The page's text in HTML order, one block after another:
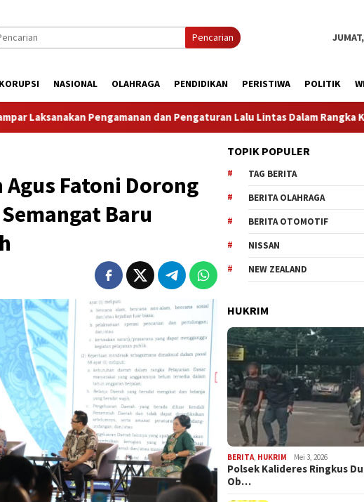
Pencarian
KORUPSI NASIONAL OLAHRAGA PENDIDIKAN PERISTIWA POLITIK
dan Pengaturan Lalu Lintas Dalam Rangka Kunjungan Menteri
Fatoni Dorong
Baru
TOPIK POPULER
TAG BERITA
BERITA OLAHRAGA
BERITA OTOMOTIF
NISSAN
NEW ZEALAND
HUKRIM
BERITA HUKRIM Mei 3, 2026
Polsek Kalideres Ringkus
Ob…